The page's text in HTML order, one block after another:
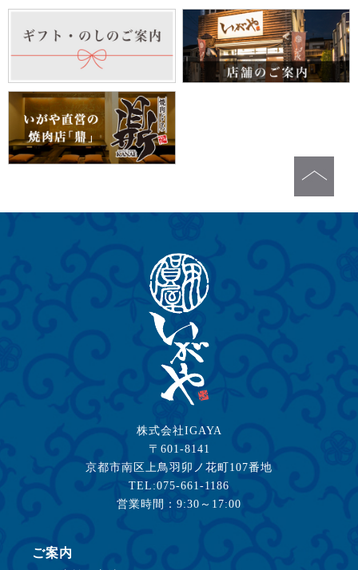
株式会社IGAYA
〒601-8141
京都市南区上鳥羽卯ノ花町107番地
TEL:075-661-1186
営業時間：9:30～17:00
ご案内